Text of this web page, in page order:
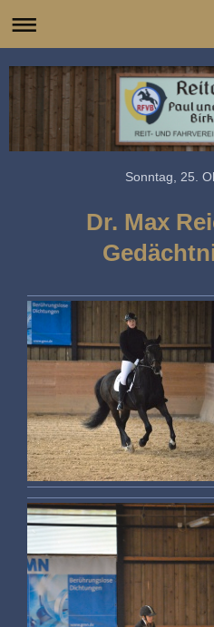
Sonntag, 25.
Dr. Max